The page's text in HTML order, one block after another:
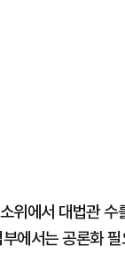
위에서 대법관
에서는 공론화